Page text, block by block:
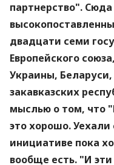
партнерство".
двадцати семи
Европейского
Украины,
закавказских
мыслью о том, что
это хорошо.
инициативе пока
вообще есть. "И